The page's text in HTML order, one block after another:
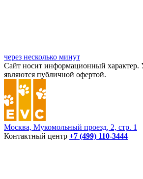
через несколько минут
Сайт носит информационный характер.
являются публичной офертой.
Москва, Мукомольный проезд, 2, стр. 1
Контактный центр +7 (499) 110-3444